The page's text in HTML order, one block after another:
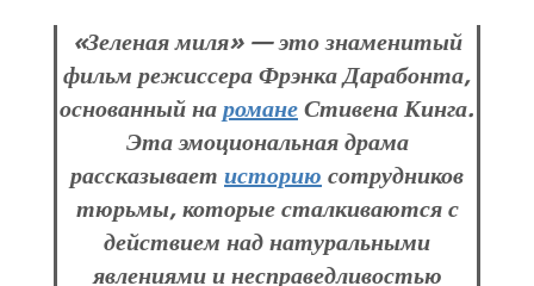
«Зеленая миля» — это знаменитый
фильм режиссера Фрэнка Дарабонта,
основанный нароманеСтивена Кинга.
Эта эмоциональная драма
рассказывает историю сотрудников
тюрьмы, которые сталкиваются с
действием над натуральными
явлениями и несправедливостью